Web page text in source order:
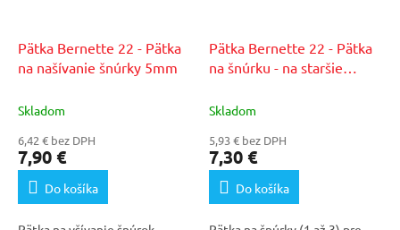
Pätka Bernette 22 - Pätka
na našívanie šnúrky 5mm
Skladom
6,42 € bez DPH
7,90 €
Do košíka
Pätka Bernette 22 - Pätka
na šnúrku - na staršie
Skladom
5,93 € bez DPH
7,30 €
Do košíka